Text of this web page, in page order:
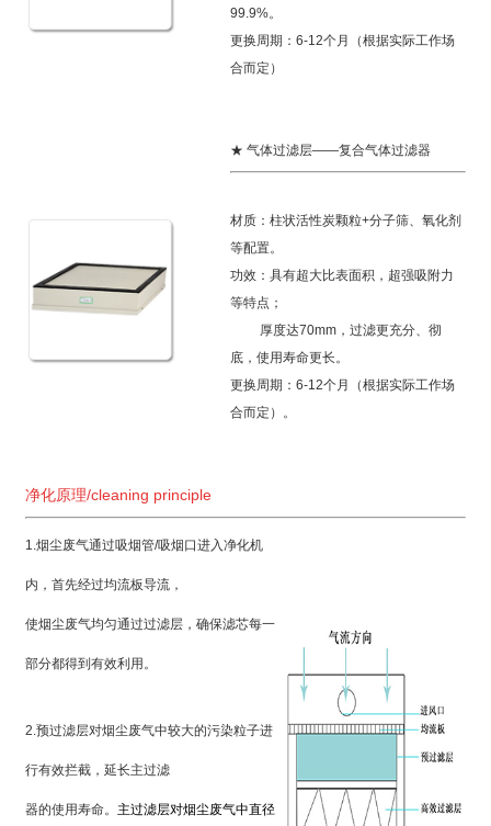
99.9%。
更换周期：6-12个月（根据实际工作场
合而定）
★ 气体过滤层——复合气体过滤器
材质：柱状活性炭颗粒+分子筛、氧化剂
等配置。
功效：具有超大比表面积，超强吸附力
等特点；
厚度达70mm，过滤更充分、彻
底，使用寿命更长。
更换周期：6-12个月（根据实际工作场
合而定）。
净化原理/cleaning principle
1.烟尘废气通过吸烟管/吸烟口进入净化机
内，首先经过均流板导流，
使烟尘废气均匀通过过滤层，确保滤芯每一
部分都得到有效利用。
2.预过滤层对烟尘废气中较大的污染粒子进
行有效拦截，延长主过滤
器的使用寿命。 主过滤层对烟尘废气中直径